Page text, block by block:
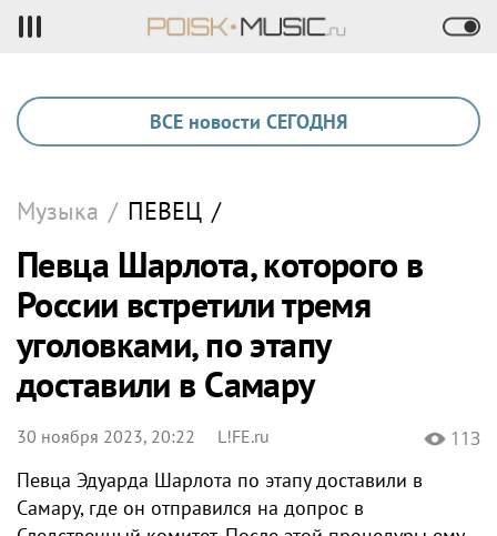
ВСЕ новости СЕГОДНЯ
Музыка / ПЕВЕЦ /
Певца Шарлота, которого в
России встретили тремя
уголовками, по этапу
доставили в Самару
30 ноября 2023, 20:22 L!FE.ru 113
Певца Эдуарда Шарлота по этапу доставили в
Самару, где он отправился на допрос в